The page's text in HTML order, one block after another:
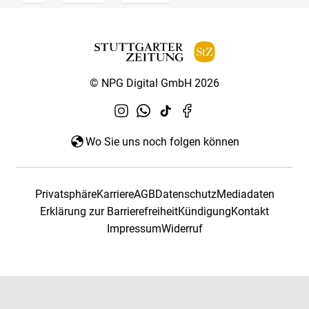
© NPG Digital GmbH 2026
Wo Sie uns noch folgen können
PrivatsphäreKarriereAGBDatenschutzMediadaten
Erklärung zur BarrierefreiheitKündigungKontakt
ImpressumWiderruf